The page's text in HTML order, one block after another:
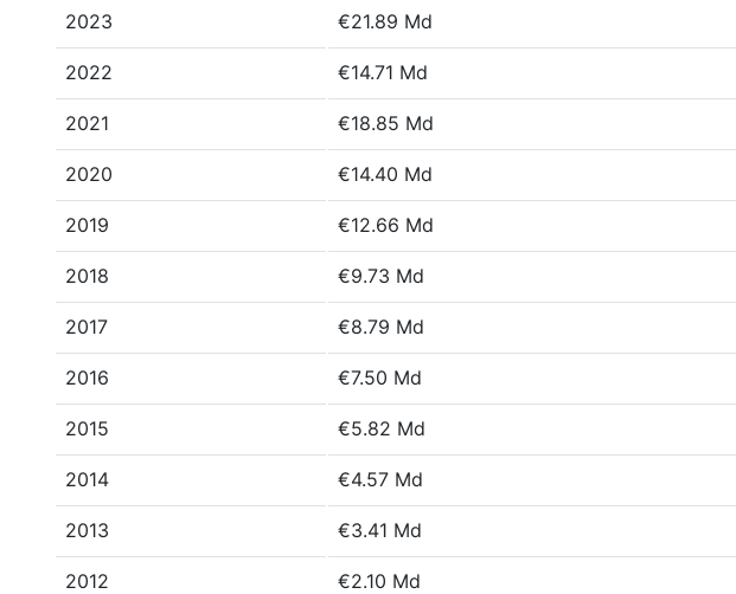
2023 €21.89 Md
2022 €14.71 Md
2021 €18.85 Md
2020 €14.40 Md
2019 €12.66 Md
2018 €9.73 Md
2017 €8.79 Md
2016 €7.50 Md
2015 €5.82 Md
2014 €4.57 Md
2013 €3.41 Md
2012 €2.10 Md